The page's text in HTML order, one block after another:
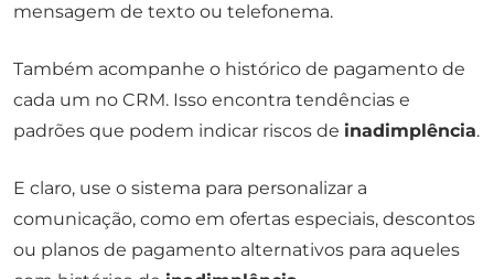
mensagem de texto ou telefonema.
Também acompanhe o histórico de pagamento de
cada um no CRM. Isso encontra tendências e
padrões que podem indicar riscos de inadimplência.
E claro, use o sistema para personalizar a
comunicação, como em ofertas especiais, descontos
ou planos de pagamento alternativos para aqueles